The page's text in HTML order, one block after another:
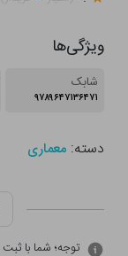
ویژگی‌ها
شابک
۹۷۸۹۶۴۷۱۳۶۴۷۱
دسته:معماری
توجه؛ شما با